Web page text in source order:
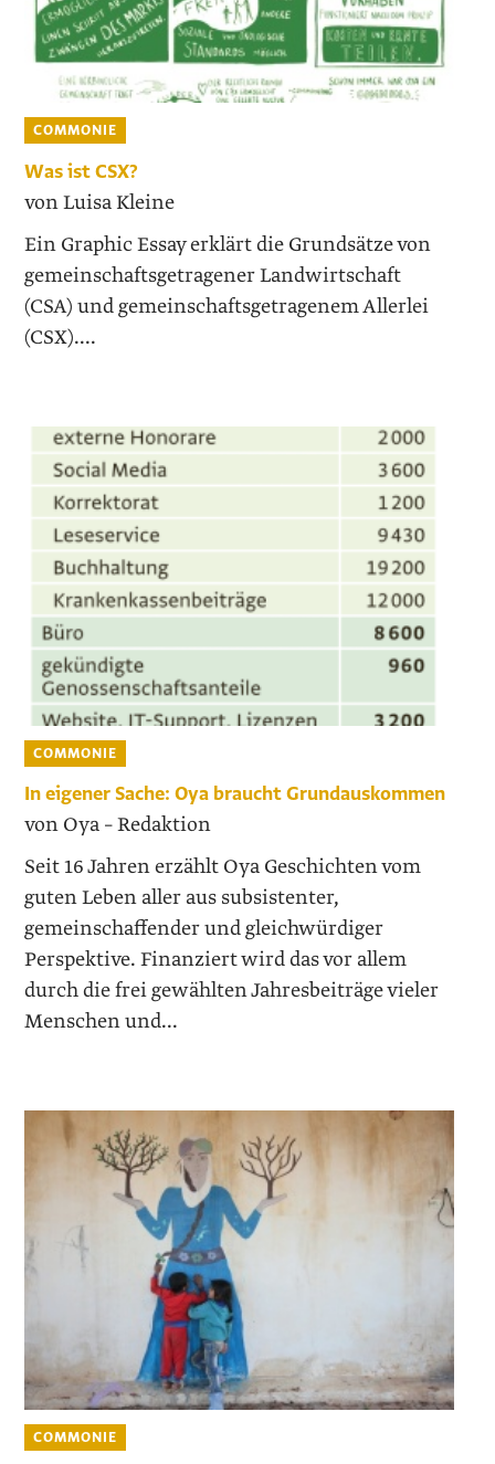
COMMONIE
Was ist CSX?
von Luisa Kleine
Ein Graphic Essay erklärt die Grundsätze von
gemeinschaftsgetragener Landwirtschaft
(CSA) und gemeinschaftsgetragenem Allerlei
(CSX)....
COMMONIE
In eigener Sache: Oya braucht Grundauskommen
von Oya – Redaktion
Seit 16 Jahren erzählt Oya Geschichten vom
guten Leben aller aus subsistenter,
gemeinschaffender und gleichwürdiger
Perspektive. Finanziert wird das vor allem
durch die frei gewählten Jahresbeiträge vieler
Menschen und...
COMMONIE